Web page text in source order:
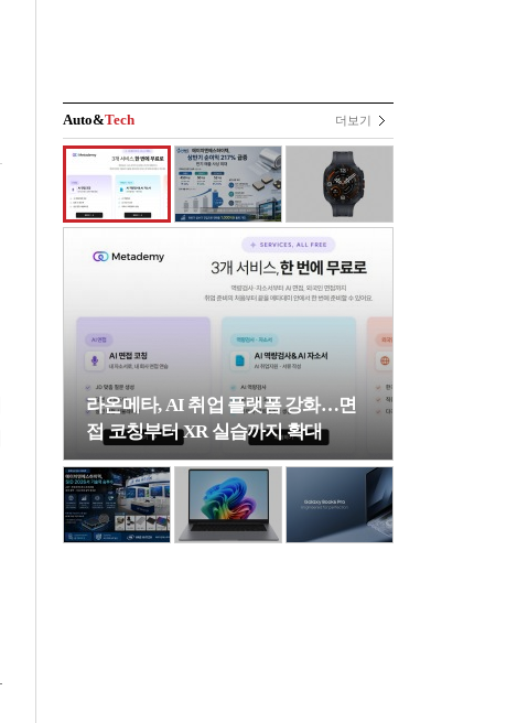
Auto&Tech 더보기
라온메타, AI 취업 플랫폼 강화…면
접 코칭부터 XR 실습까지 확대